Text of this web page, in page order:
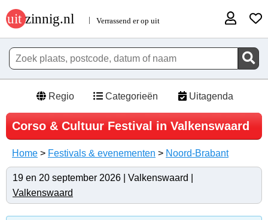
Regio Categorieën Uitagenda
Corso & Cultuur Festival in Valkenswaard
Home > Festivals & evenementen > Noord-Brabant
19 en 20 september 2026 | Valkenswaard |
Valkenswaard